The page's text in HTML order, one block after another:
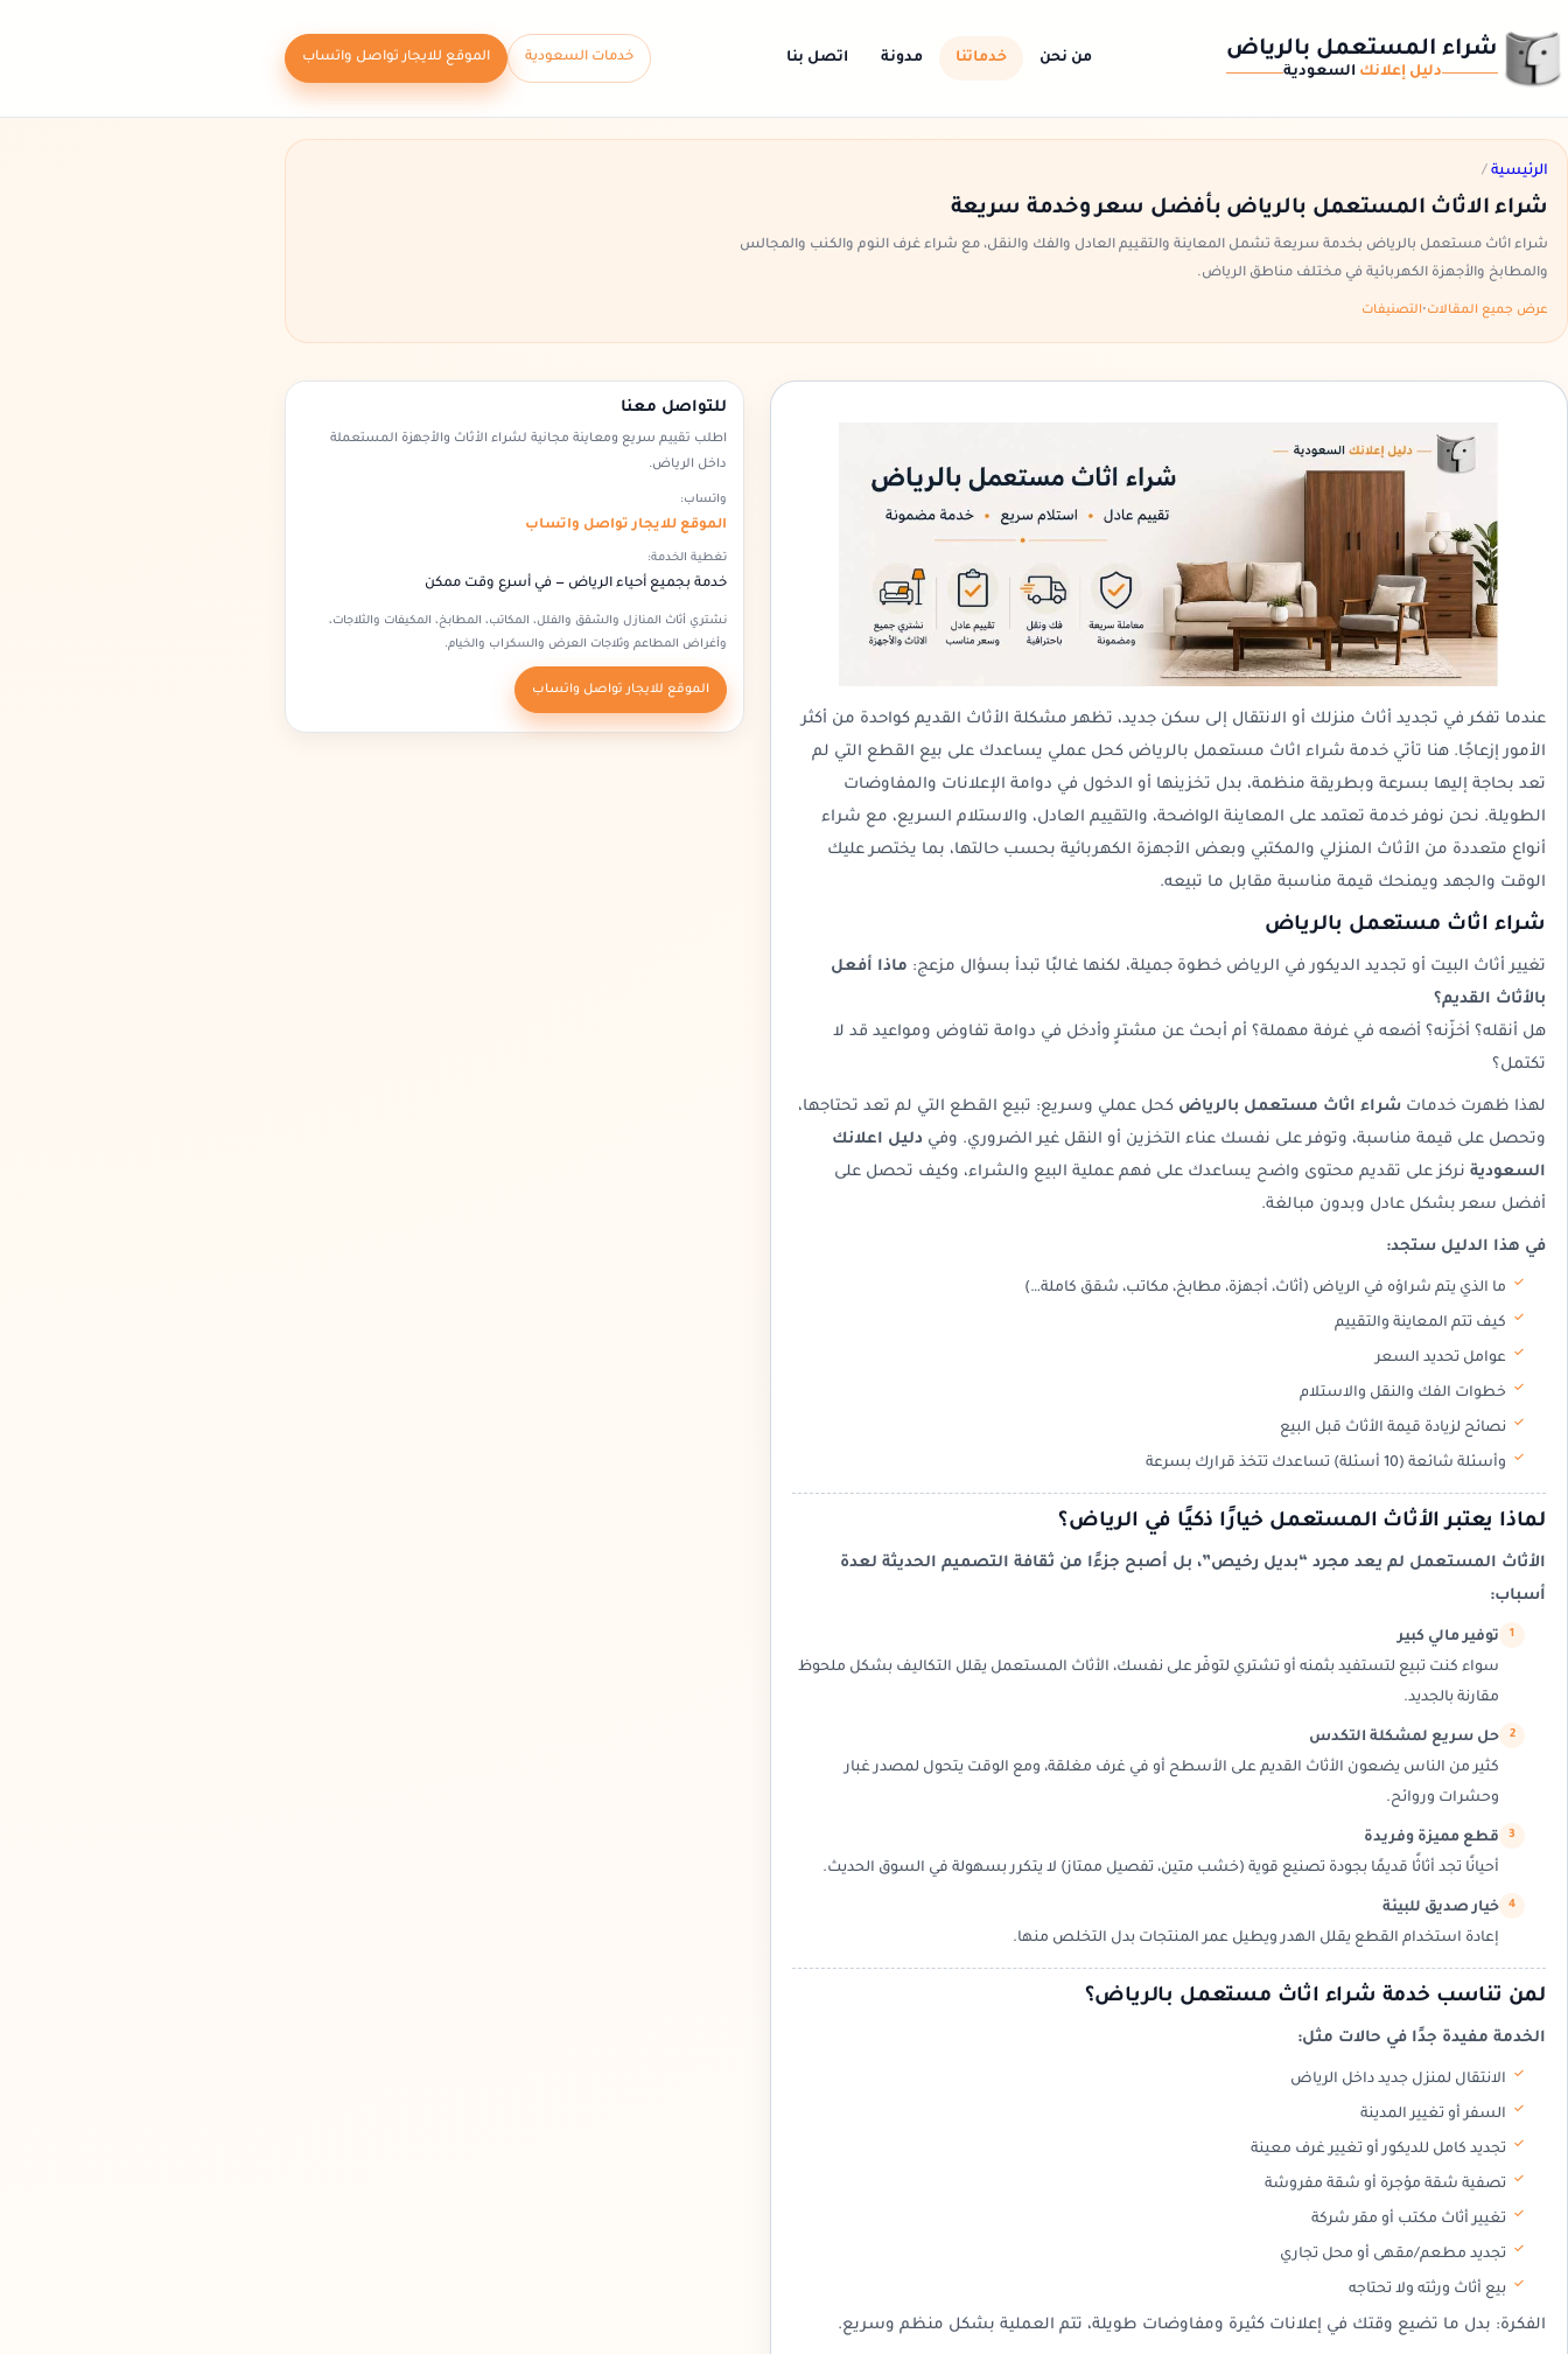
شراء المستعمل بالرياض
دليل إعلانك السعودية
من نحن خدماتنا مدونة اتصل بنا خدمات السعودية الموقع للايجار تواصل واتساب
الرئيسية /
شراء الاثاث المستعمل بالرياض بأفضل سعر وخدمة سريعة
شراء اثاث مستعمل بالرياض بخدمة سريعة تشمل المعاينة والتقييم العادل والفك والنقل، مع شراء غرف النوم والكنب والمجالس
والمطابخ والأجهزة الكهربائية في مختلف مناطق الرياض.
عرض جميع المقالات•التصنيفات
عندما تفكر في تجديد أثاث منزلك أو الانتقال إلى سكن جديد، تظهر مشكلة الأثاث القديم كواحدة من أكثر
الأمور إزعاجًا. هنا تأتي خدمة شراء اثاث مستعمل بالرياض كحل عملي يساعدك على بيع القطع التي لم
تعد بحاجة إليها بسرعة وبطريقة منظمة، بدل تخزينها أو الدخول في دوامة الإعلانات والمفاوضات
الطويلة. نحن نوفر خدمة تعتمد على المعاينة الواضحة، والتقييم العادل، والاستلام السريع، مع شراء
أنواع متعددة من الأثاث المنزلي والمكتبي وبعض الأجهزة الكهربائية بحسب حالتها، بما يختصر عليك
الوقت والجهد ويمنحك قيمة مناسبة مقابل ما تبيعه.
شراء اثاث مستعمل بالرياض
تغيير أثاث البيت أو تجديد الديكور في الرياض خطوة جميلة، لكنها غالبًا تبدأ بسؤال مزعج: ماذا أفعل
بالأثاث القديم؟
هل أنقله؟ أخزّنه؟ أضعه في غرفة مهملة؟ أم أبحث عن مشترٍ وأدخل في دوامة تفاوض ومواعيد قد لا
تكتمل؟
لهذا ظهرت خدمات شراء اثاث مستعمل بالرياض كحل عملي وسريع: تبيع القطع التي لم تعد تحتاجها،
وتحصل على قيمة مناسبة، وتوفر على نفسك عناء التخزين أو النقل غير الضروري. وفي دليل اعلانك
السعودية نركز على تقديم محتوى واضح يساعدك على فهم عملية البيع والشراء، وكيف تحصل على
أفضل سعر بشكل عادل وبدون مبالغة.
في هذا الدليل ستجد:
ما الذي يتم شراؤه في الرياض (أثاث، أجهزة، مطابخ، مكاتب، شقق كاملة…)
كيف تتم المعاينة والتقييم
عوامل تحديد السعر
خطوات الفك والنقل والاستلام
نصائح لزيادة قيمة الأثاث قبل البيع
وأسئلة شائعة (10 أسئلة) تساعدك تتخذ قرارك بسرعة
لماذا يعتبر الأثاث المستعمل خيارًا ذكيًا في الرياض؟
الأثاث المستعمل لم يعد مجرد “بديل رخيص”، بل أصبح جزءًا من ثقافة التصميم الحديثة لعدة
أسباب:
توفير مالي كبير
سواء كنت تبيع لتستفيد بثمنه أو تشتري لتوفّر على نفسك، الأثاث المستعمل يقلل التكاليف بشكل ملحوظ
مقارنة بالجديد.
حل سريع لمشكلة التكدس
كثير من الناس يضعون الأثاث القديم على الأسطح أو في غرف مغلقة، ومع الوقت يتحول لمصدر غبار
وحشرات وروائح.
قطع مميزة وفريدة
أحيانًا تجد أثاثًا قديمًا بجودة تصنيع قوية (خشب متين، تفصيل ممتاز) لا يتكرر بسهولة في السوق الحديث.
خيار صديق للبيئة
إعادة استخدام القطع يقلل الهدر ويطيل عمر المنتجات بدل التخلص منها.
لمن تناسب خدمة شراء اثاث مستعمل بالرياض؟
الخدمة مفيدة جدًا في حالات مثل:
الانتقال لمنزل جديد داخل الرياض
السفر أو تغيير المدينة
تجديد كامل للديكور أو تغيير غرف معينة
تصفية شقة مؤجرة أو شقة مفروشة
تغيير أثاث مكتب أو مقر شركة
تجديد مطعم/مقهى أو محل تجاري
بيع أثاث ورثته ولا تحتاجه
الفكرة: بدل ما تضيع وقتك في إعلانات كثيرة ومفاوضات طويلة، تتم العملية بشكل منظم وسريع.
للتواصل معنا
اطلب تقييم سريع ومعاينة مجانية لشراء الأثاث والأجهزة المستعملة
داخل الرياض.
واتساب:
الموقع للايجار تواصل واتساب
تغطية الخدمة:
خدمة بجميع أحياء الرياض — في أسرع وقت ممكن
نشتري أثاث المنازل والشقق والفلل، المكاتب، المطابخ، المكيفات والثلاجات،
وأغراض المطاعم وثلاجات العرض والسكراب والخيام.
الموقع للايجار تواصل واتساب